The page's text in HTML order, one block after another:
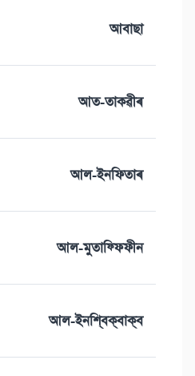
আবাছা
আত-তাকৱীৰ
আল-ইনফিতাৰ
আল-মুতাফ্ফিফীন
আল-ইনশ্বিক্বাক্ব